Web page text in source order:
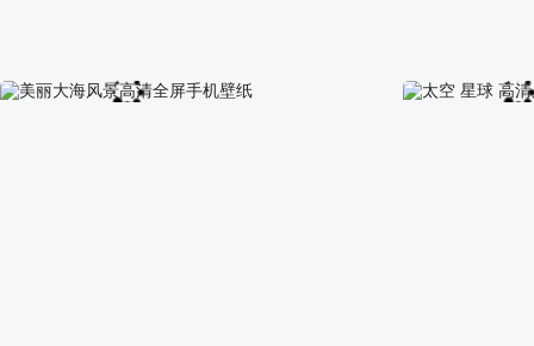
森林树木阳光风景全面屏手机壁纸 秋天美丽的外